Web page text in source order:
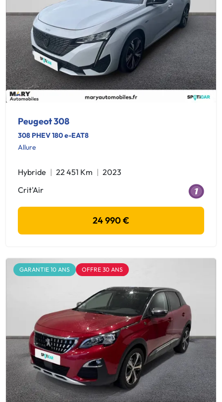
Peugeot 308
308 PHEV 180 e-EAT8
Allure
Hybride 22 451 Km
2023
Crit'Air
24 990 €
GARANTIE 10 ANS OFFRE 30 ANS